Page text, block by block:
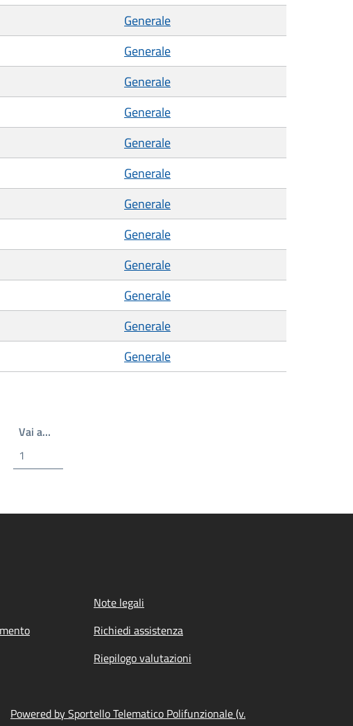
Generale
Generale
Generale
Generale
Generale
Generale
Generale
Generale
Generale
Generale
Generale
Generale
Vai a…Scrivi il numero della pagina a cui andare
Note legali
Richiedi assistenza
Riepilogo valutazioni
Powered by Sportello Telematico Polifunzionale (v.